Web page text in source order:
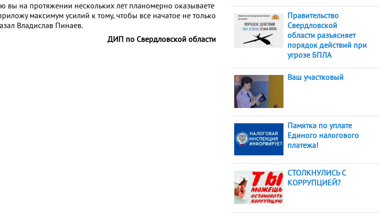
вы на протяжении нескольких лет планомерно оказываете
максимум усилий к тому, чтобы все начатое не только
Владислав Пинаев.
ДИП по Свердловской области
Правительство
Свердловской
области разъясняет
порядок действий при
угрозе БПЛА
Ваш участковый
Памятка по уплате
Единого налогового
платежа!
СТОЛКНУЛИСЬ С
КОРРУПЦИЕЙ?